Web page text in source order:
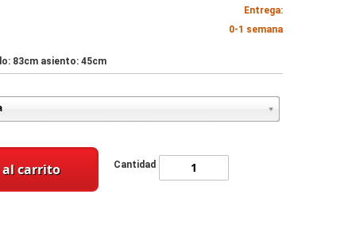
Entrega:
0-1 semana
83cm asiento: 45cm
Cantidad
carrito